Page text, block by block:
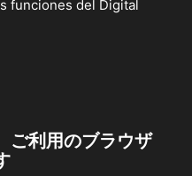
funciones del Digital
ご利用のブラウザ